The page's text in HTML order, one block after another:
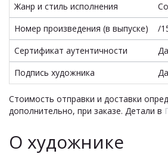
Жанр и стиль исполнения
Номер произведения (в выпуске)
/
Сертификат аутентичности
Да
Подпись художника
Да
Стоимость отправки и доставки
дополнительно, при заказе. Детали в
О художнике